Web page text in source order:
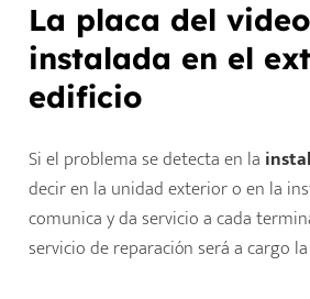
La placa del
instalada en el
edificio
Si el problema se detecta en la
decir en la unidad exterior o en la
comunica y da servicio a cada
servicio de reparación será a cargo